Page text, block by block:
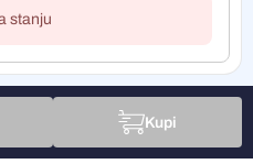
stanju
Kupi